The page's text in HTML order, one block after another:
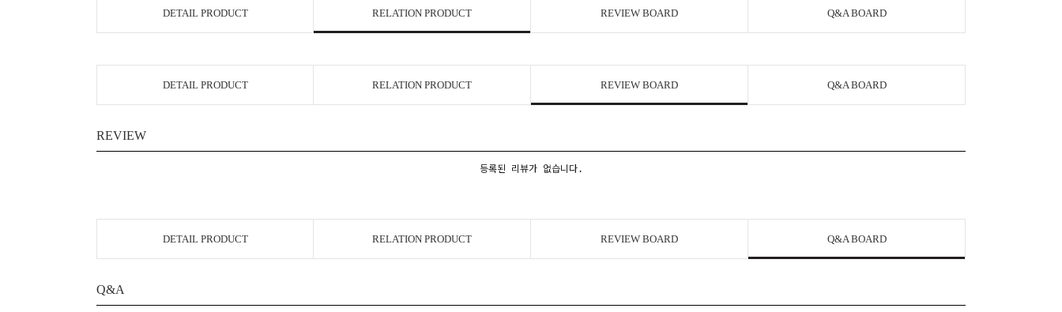
DETAIL PRODUCT RELATION PRODUCT REVIEW BOARD Q&A BOARD
DETAIL PRODUCT RELATION PRODUCT REVIEW BOARD Q&A BOARD
REVIEW
등록된 리뷰가 없습니다.
DETAIL PRODUCT RELATION PRODUCT REVIEW BOARD Q&A BOARD
Q&A